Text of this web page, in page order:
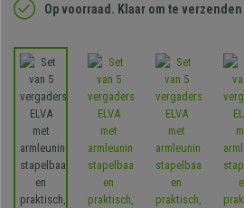
Op voorraad. Klaar om te verzenden